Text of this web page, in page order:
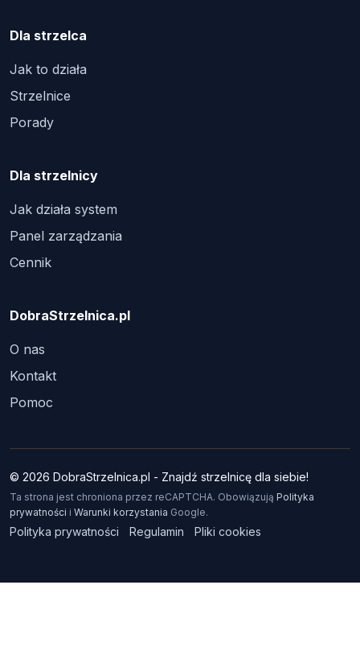
Dla strzelca
Jak to działa
Strzelnice
Porady
Dla strzelnicy
Jak działa system
Panel zarządzania
Cennik
DobraStrzelnica.pl
O nas
Kontakt
Pomoc
© 2026 DobraStrzelnica.pl - Znajdź strzelnicę dla siebie!
Ta strona jest chroniona przez reCAPTCHA. Obowiązują Polityka
prywatności i Warunki korzystania Google.
Polityka prywatności Regulamin Pliki cookies